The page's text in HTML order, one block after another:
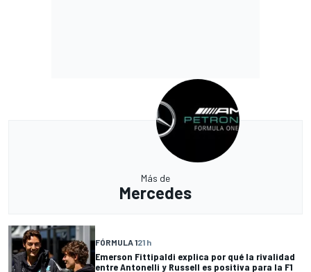
Más de
Mercedes
FÓRMULA 121 h
Emerson Fittipaldi explica por qué la rivalidad
entre Antonelli y Russell es positiva para la F1